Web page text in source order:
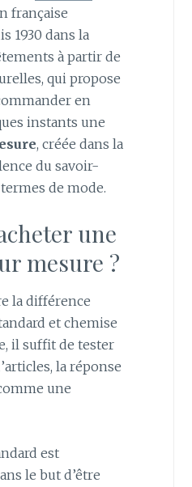
française
1930 dans la
à partir de
qui propose
en
instants une
, créée dans la
du savoir-
de mode.
une
mesure ?
la différence
et chemise
il suffit de tester
la réponse
une
est
le but d’être